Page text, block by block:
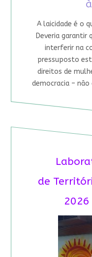
A laicidade é o
Deveria garantir
interferir na
pressuposto
direitos de
democracia – não
de
2026